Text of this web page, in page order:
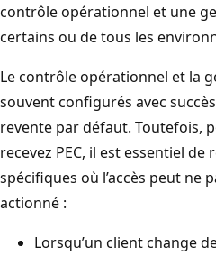
contrôle opérationnel et une
certains ou de tous les
Le contrôle opérationnel et la
souvent configurés avec
revente par défaut. Toutefois,
recevez PEC, il est essentiel
spécifiques où l’accès peut ne
actionné :
Lorsqu’un client change